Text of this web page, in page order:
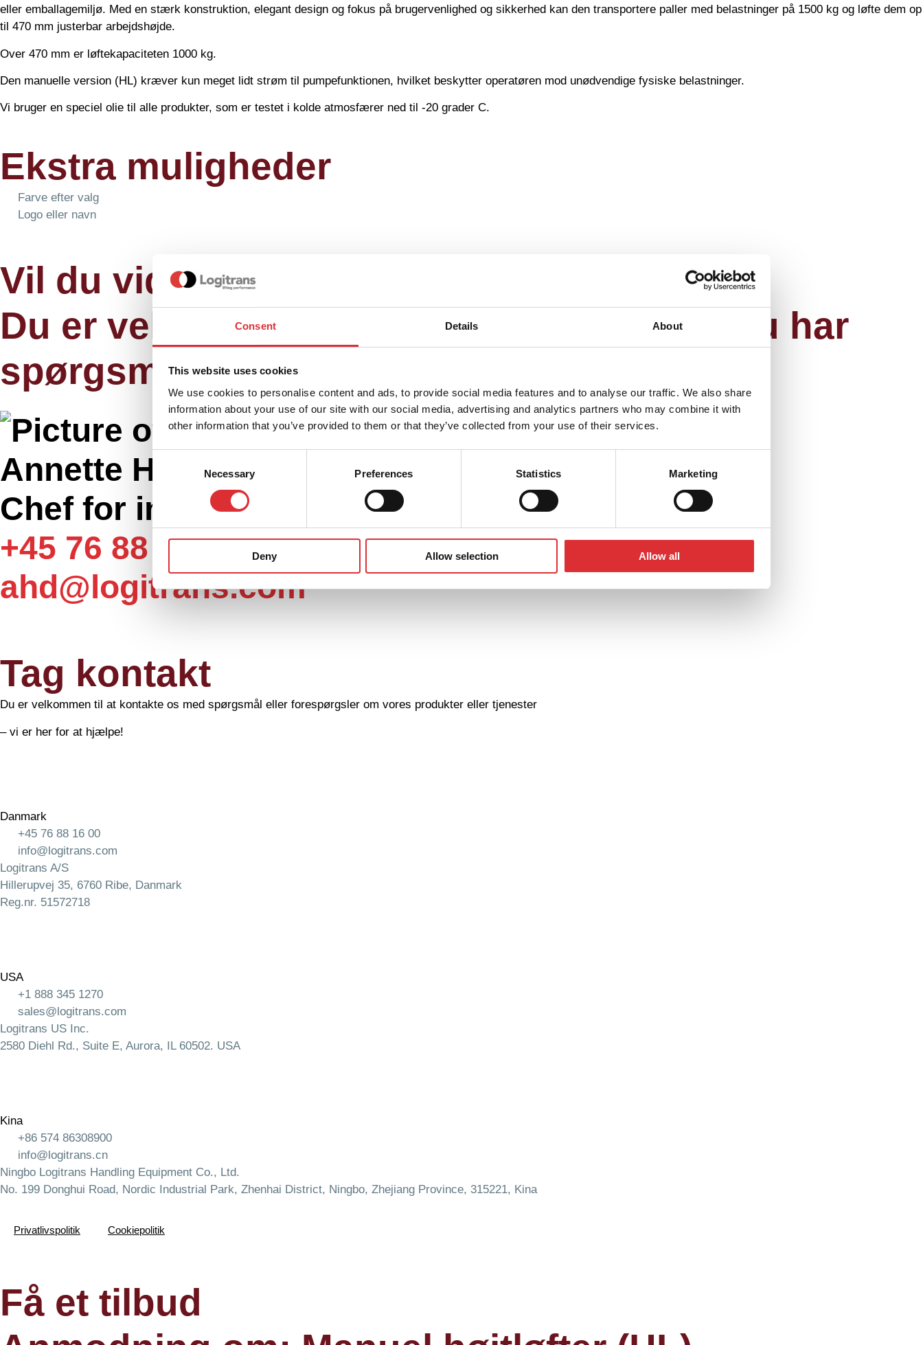
Consent Details About
This website uses cookies
We use cookies to personalise content and ads, to provide social media features and to analyse our traffic. We also share
information about your use of our site with our social media, advertising and analytics partners who may combine it with
other information that you’ve provided to them or that they’ve collected from your use of their services.
Consent
Necessary Preferences Statistics Marketing
Deny Allow selection Allow all
eller emballagemiljø. Med en stærk konstruktion, elegant design og fokus på brugervenlighed og sikkerhed kan den transportere paller med belastninger på 1500 kg og løfte dem op
til 470 mm justerbar arbejdshøjde.
Over 470 mm er løftekapaciteten 1000 kg.
Den manuelle version (HL) kræver kun meget lidt strøm til pumpefunktionen, hvilket beskytter operatøren mod unødvendige fysiske belastninger.
Vi bruger en speciel olie til alle produkter, som er testet i kolde atmosfærer ned til -20 grader C.
Ekstra muligheder
Farve efter valg
Logo eller navn
Vil du vide mere om højtløftere?
Du er velkommen til at kontakte os, hvis du har
spørgsmål. Vi hjælper gerne!
Annette Haagensen
Chef for internt salg
+45 76 88 16 25
ahd@logitrans.com
Tag kontakt
Du er velkommen til at kontakte os med spørgsmål eller forespørgsler om vores produkter eller tjenester
– vi er her for at hjælpe!
Danmark
+45 76 88 16 00
info@logitrans.com
Logitrans A/S
Hillerupvej 35, 6760 Ribe, Danmark
Reg.nr. 51572718
USA
+1 888 345 1270
sales@logitrans.com
Logitrans US Inc.
2580 Diehl Rd., Suite E, Aurora, IL 60502. USA
Kina
+86 574 86308900
info@logitrans.cn
Ningbo Logitrans Handling Equipment Co., Ltd.
No. 199 Donghui Road, Nordic Industrial Park, Zhenhai District, Ningbo, Zhejiang Province, 315221, Kina
Privatlivspolitik Cookiepolitik
Få et tilbud